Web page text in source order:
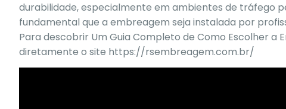
durabilidade, especialmente em ambientes de tráfego
fundamental que a embreagem seja instalada por
Para descobrir Um Guia Completo de Como Escolher a
diretamente o site https://rsembreagem.com.br/